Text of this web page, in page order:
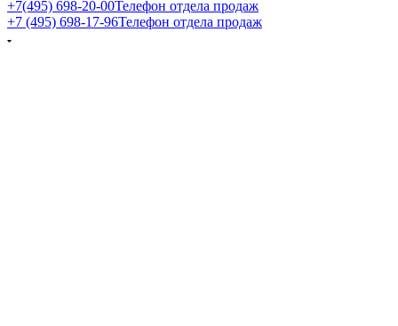
+7(495) 698-20-00Телефон отдела продаж
+7 (495) 698-17-96Телефон отдела продаж